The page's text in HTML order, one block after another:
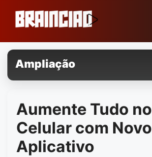
conteúdo
Ampliação
Aumente Tudo no
Celular com Novo
Aplicativo